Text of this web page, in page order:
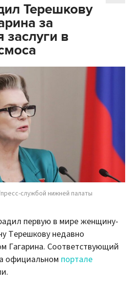
Терешкову
за
в
службой нижней палаты
первую в мире женщину-
Терешкову недавно
Гагарина. Соответствующий
официальном портале